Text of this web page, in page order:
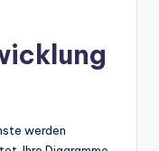
werden